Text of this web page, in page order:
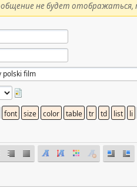
не будет отображаться,